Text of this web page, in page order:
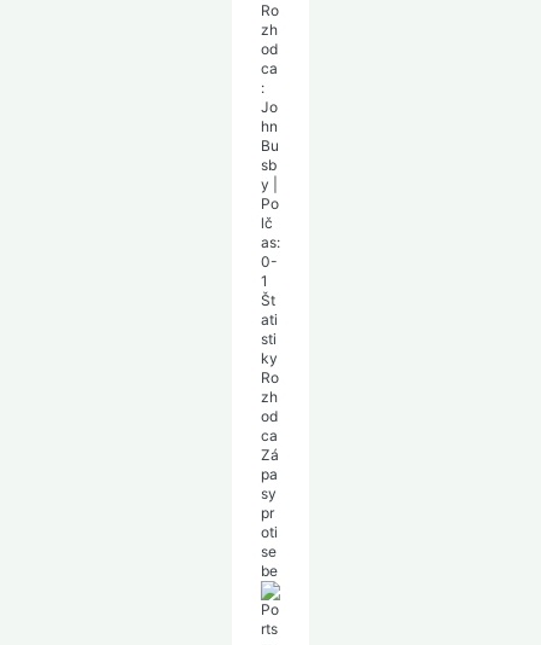
Ro
zh
od
ca
:
Jo
hn
Bu
sb
y
Po
lč
as:
0-
1
Št
ati
sti
ky
Ro
zh
od
ca
Zá
pa
sy
pr
oti
se
be